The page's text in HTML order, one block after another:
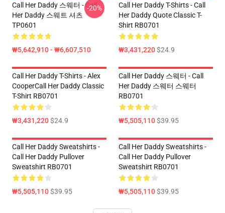
Call Her Daddy 스웨터 - Call
Her Daddy 스웨트 셔츠
TP0601
₩5,642,910 - ₩6,607,510
-20%
Call Her Daddy T-Shirts - Call
Her Daddy Quote Classic T-
Shirt RB0701
₩3,431,220$24.9
Call Her Daddy T-Shirts - Alex
CooperCall Her Daddy Classic
T-Shirt RB0701
₩3,431,220$24.9
Call Her Daddy 스웨터 - Call
Her Daddy 스웨터 스웨터
RB0701
₩5,505,110$39.95
Call Her Daddy Sweatshirts -
Call Her Daddy Pullover
Sweatshirt RB0701
₩5,505,110$39.95
Call Her Daddy Sweatshirts -
Call Her Daddy Pullover
Sweatshirt RB0701
₩5,505,110$39.95